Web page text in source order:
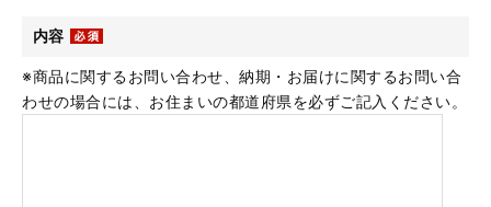
内容
※商品に関するお問い合わせ、納期・お届けに関するお問い合
わせの場合には、お住まいの都道府県を必ずご記入ください。